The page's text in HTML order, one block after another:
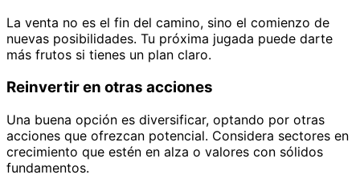
La venta no es el fin del camino, sino el comienzo de
nuevas posibilidades. Tu próxima jugada puede darte
más frutos si tienes un plan claro.
Reinvertir en otras acciones
Una buena opción es diversificar, optando por otras
acciones que ofrezcan potencial. Considera sectores en
crecimiento que estén en alza o valores con sólidos
fundamentos.